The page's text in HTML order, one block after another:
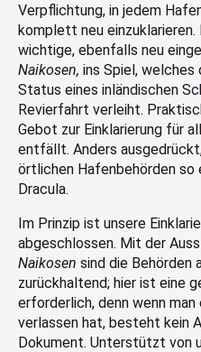
Verpflichtung, in jedem
komplett neu
wichtige, ebenfalls neu
Naikosen, ins Spiel, welches
Status eines inländischen
Revierfahrt verleiht.
Gebot zur Einklarierung für
entfällt. Anders
örtlichen Hafenbehörden
Dracula.
Im Prinzip ist unsere
abgeschlossen. Mit der
Naikosen sind die Behörden
zurückhaltend; hier ist eine
erforderlich, denn wenn
verlassen hat, besteht kein
Dokument. Unterstützt von